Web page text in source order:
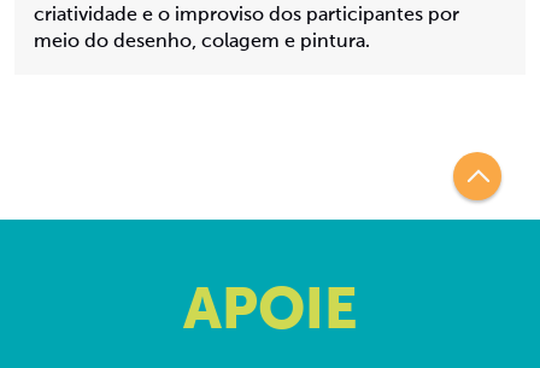
criatividade e o improviso dos participantes por
meio do desenho, colagem e pintura.
APOIE